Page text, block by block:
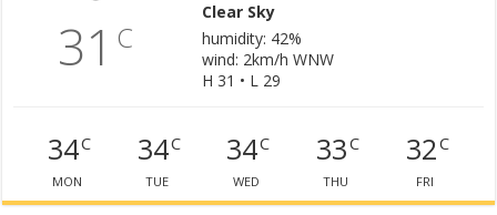
31 C
Clear Sky
humidity: 42%
wind: 2km/h WNW
H 31 • L 29
34C
MON
34C
TUE
34C
WED
33C
THU
32C
FRI